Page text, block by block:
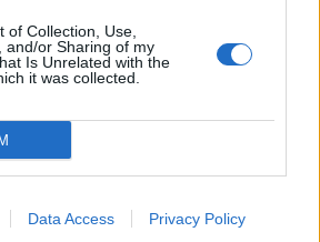
of Collection, Use,
and/or Sharing of my
Is Unrelated with the
it was collected.
Data Access Privacy Policy
ob stopnicah, ki od Vile
gradu, ponuja
zgodovine Šaleške